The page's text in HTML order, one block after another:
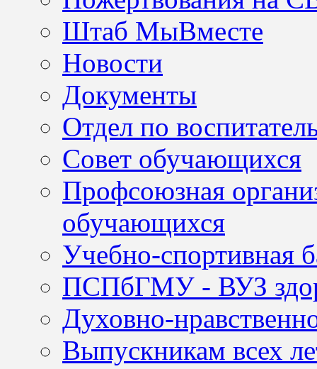
Штаб МыВместе
Новости
Документы
Отдел по
Совет обучающихся
Профсоюзная
обучающихся
Учебно-спортивная
ПСПбГМУ - ВУЗ
Духовно-
Выпускникам всех